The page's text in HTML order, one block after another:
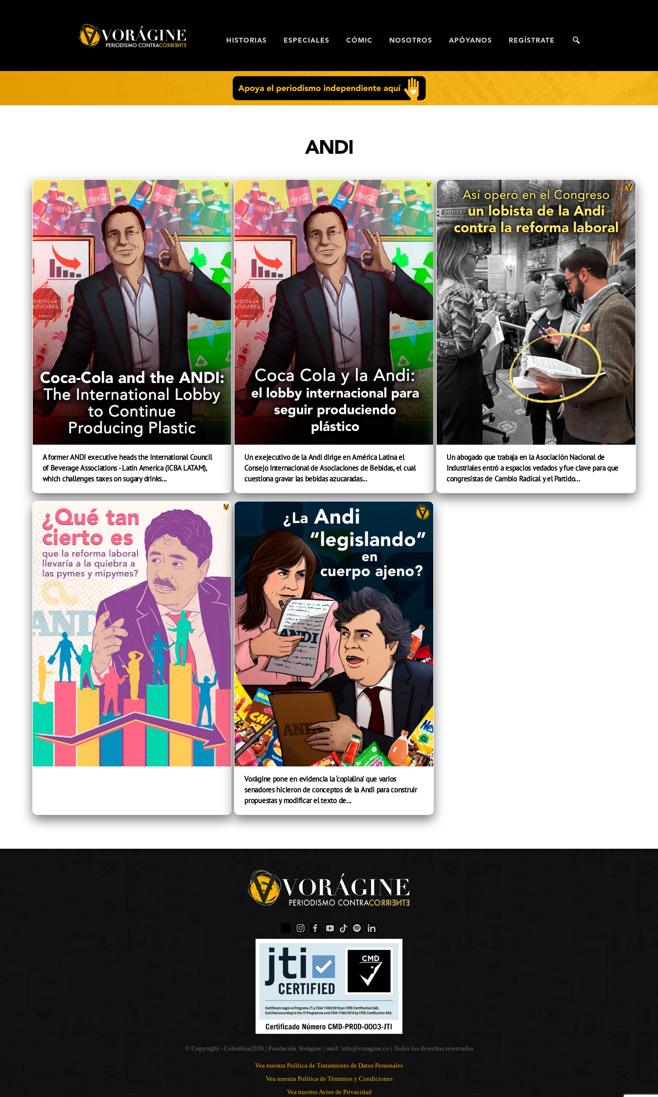
HISTORIAS ESPECIALES CÓMIC NOSOTROS APÓYANOS REGÍSTRATE
ANDI
A former ANDI executive heads the International Council
of Beverage Associations - Latin America (ICBA LATAM),
which challenges taxes on sugary drinks...
Un exejecutivo de la Andi dirige en América Latina el
Consejo Internacional de Asociaciones de Bebidas, el cual
cuestiona gravar las bebidas azucaradas...
Un abogado que trabaja en la Asociación Nacional de
Industriales entró a espacios vedados y fue clave para que
congresistas de Cambio Radical y el Partido...
Vorágine pone en evidencia la ‘copialina’ que varios
senadores hicieron de conceptos de la Andi para construir
propuestas y modificar el texto de...
© Copyright - Colombia2026 | Fundación Vorágine | mail: info@voragine.co | Todos los derechos reservados
Vea nuestra Política de Tratamiento de Datos Personales
Vea nuestra Política de Términos y Condiciones
Vea nuestro Aviso de Privacidad